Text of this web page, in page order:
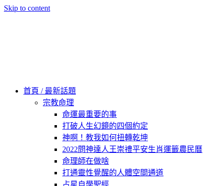
Skip to content
首頁 / 最新話題
宗教命理
命運最重要的事
打破人生幻鏡的四個約定
神啊！教我如何扭轉乾坤
2022問神達人王崇禮平安生肖運籤農民曆
命理師在做啥
打通靈性覺醒的人體空間通道
占星自學聖經